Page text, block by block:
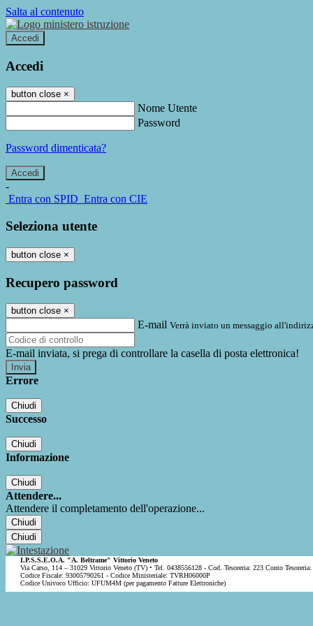
Salta al contenuto
Accedi
Accedi
button close ×
Nome Utente
Password
Password dimenticata?
-
Entra con SPID Entra con CIE
Seleziona utente
button close ×
Recupero password
button close ×
E-mail Verrà inviato un messaggio
E-mail inviata, si prega di controllare la casella di posta elettronica!
Errore
Chiudi
Successo
Chiudi
Informazione
Chiudi
Attendere...
Attendere il completamento dell'operazione...
Chiudi
Chiudi
I.P.S.S.E.O.A. "A. Beltrame" Vittorio Veneto
Via Carso, 114 – 31029 Vittorio Veneto (TV) • Tel. 0438556128 - Cod. Tesoreria: 223 Conto
Codice Fiscale: 93005790261 - Codice Ministeriale: TVRH06000P
Codice Univoco Ufficio: UFUM4M (per pagamento Fatture Elettroniche)